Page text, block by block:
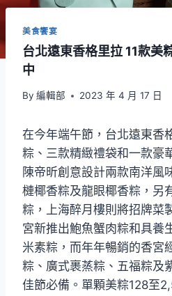
美食饗宴
台北遠東香格里拉 11款美
中
By 編輯部 2023 年 4 月 17 日
在今年端午節，台北遠東香
粽、三款精緻禮袋和一款豪
陳帝昕創意設計兩款南洋風
槤椰香粽及龍眼椰香粽，另
粽，上海醉月樓則將招牌菜
宮新推出鮑魚蟹肉粽和具養
米素粽，而年年暢銷的香宮
粽、廣式裹蒸粽、五福粽及
佳節必備。單顆美粽128至